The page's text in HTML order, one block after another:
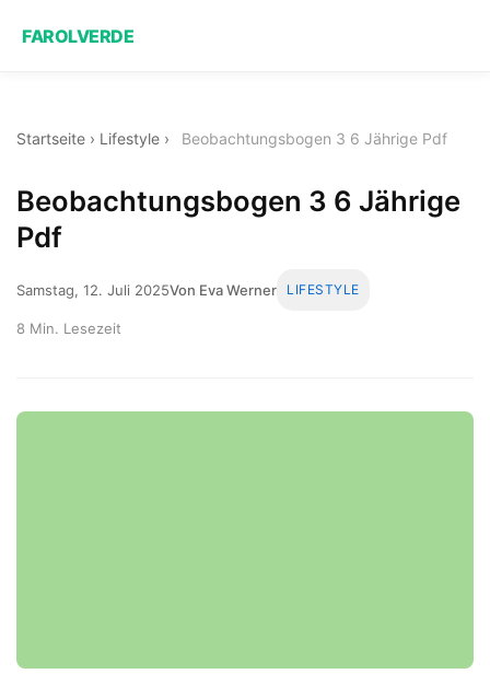
FAROLVERDE
Startseite › Lifestyle › Beobachtungsbogen 3 6 Jährige Pdf
Beobachtungsbogen 3 6 Jährige
Pdf
Samstag, 12. Juli 2025Von Eva Werner LIFESTYLE
8 Min. Lesezeit